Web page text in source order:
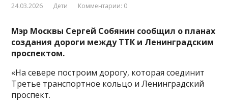
24.03.2026 Дети Комментарии: 0
Мэр Москвы Сергей Собянин сообщил о планах
создания дороги между ТТК и Ленинградским
проспектом.
«На севере построим дорогу, которая соединит
Третье транспортное кольцо и Ленинградский
проспект.